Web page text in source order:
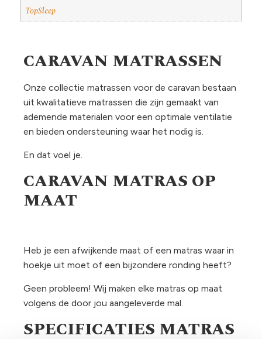
CARAVAN MATRASSEN
Onze collectie matrassen voor de caravan bestaan
uit kwalitatieve matrassen die zijn gemaakt van
ademende materialen voor een optimale ventilatie
en bieden ondersteuning waar het nodig is.
En dat voel je.
CARAVAN MATRAS OP
MAAT
Heb je een afwijkende maat of een matras waar in
hoekje uit moet of een bijzondere ronding heeft?
Geen probleem! Wij maken elke matras op maat
volgens de door jou aangeleverde mal.
SPECIFICATIES MATRAS
TopSleep